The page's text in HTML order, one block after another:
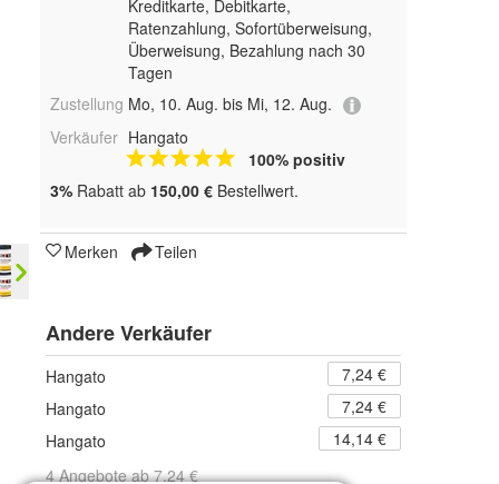
Kreditkarte, Debitkarte,
Ratenzahlung, Sofortüberweisung,
Überweisung, Bezahlung nach 30
Tagen
Zustellung Mo, 10. Aug. bis Mi, 12. Aug.
Verkäufer Hangato
100% positiv
3% Rabatt ab 150,00 € Bestellwert.
Merken Teilen
Andere Verkäufer
Hangato
7,24 €
Hangato
7,24 €
Hangato
14,14 €
4 Angebote ab 7,24 €